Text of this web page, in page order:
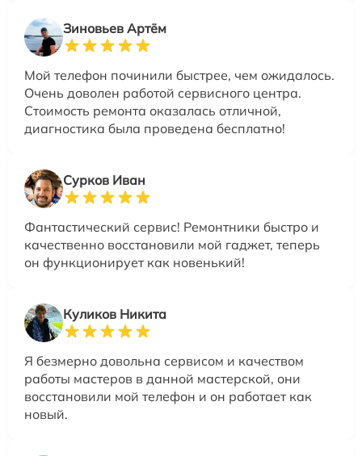
Зиновьев Артём
Мой телефон починили быстрее, чем ожидалось.
Очень доволен работой сервисного центра.
Стоимость ремонта оказалась отличной,
диагностика была проведена бесплатно!
Сурков Иван
Фантастический сервис! Ремонтники быстро и
качественно восстановили мой гаджет, теперь
он функционирует как новенький!
Куликов Никита
Я безмерно довольна сервисом и качеством
работы мастеров в данной мастерской, они
восстановили мой телефон и он работает как
новый.